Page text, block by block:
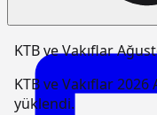
KTB ve Vakıflar
KTB ve Vakıflar
yüklendi.